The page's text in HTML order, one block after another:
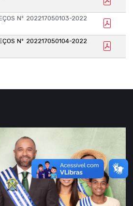
Nº 202217050103-2022
Nº 202217050104-2022